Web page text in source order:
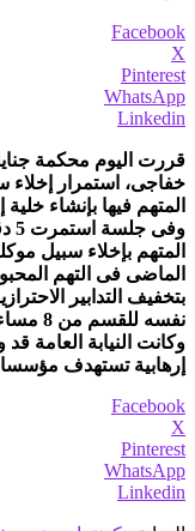
Facebook
X
Pinterest
WhatsApp
Linkedin
قررت اليوم محكمة
خفاجى، استمرار
المتهم فيها بإنشاء خلية
المتهم بإخلاء سبيل
الماضى فى التهم
بتخفيف التدابير
نفسه للقسم من 8 مساء وحتى 6 صباحا.
وكانت النيابة العامة
إرهابية تستهدف
Facebook
X
Pinterest
WhatsApp
Linkedin